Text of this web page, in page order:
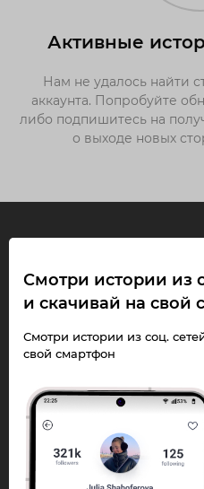
Активные
Нам не удалось найти
аккаунта. Попробуйте
либо подпишитесь на
о выходе новых
Смотри
скачивай
Переходи в
Stories
или Telegram-
Быстро, просто и
Смотри истории из
и скачивай на свой
Смотри истории из соц.
свой смартфон